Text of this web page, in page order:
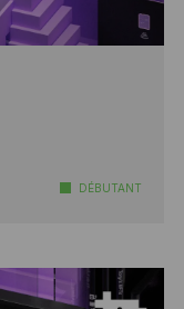
DÉBUTANT